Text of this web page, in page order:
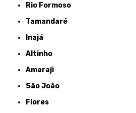
Rio Formoso
Tamandaré
Inajá
Altinho
Amaraji
São João
Flores